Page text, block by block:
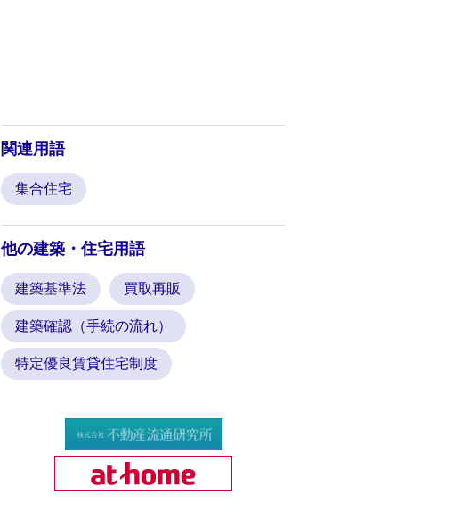
関連用語
集合住宅
他の建築・住宅用語
建築基準法 買取再販
建築確認（手続の流れ）
特定優良賃貸住宅制度